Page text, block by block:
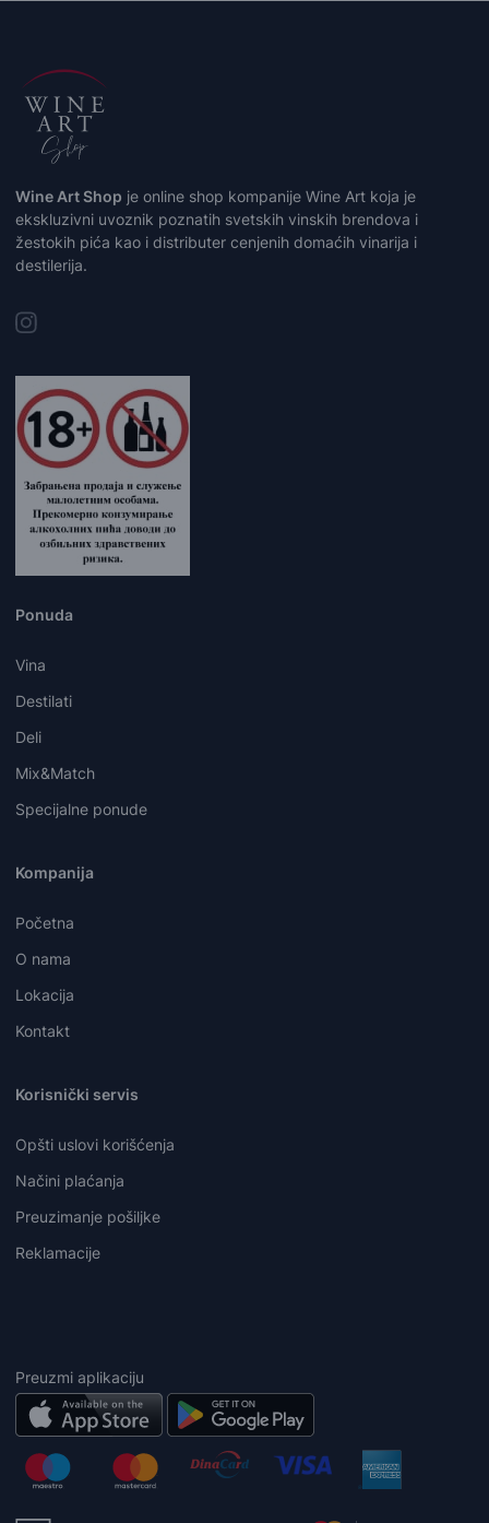
Wine Art Shop je online shop kompanije Wine Art koja je
ekskluzivni uvoznik poznatih svetskih vinskih brendova i
žestokih pića kao i distributer cenjenih domaćih vinarija i
destilerija.
Ponuda
Vina
Destilati
Deli
Mix&Match
Specijalne ponude
Kompanija
Početna
O nama
Lokacija
Kontakt
Korisnički servis
Opšti uslovi korišćenja
Načini plaćanja
Preuzimanje pošiljke
Reklamacije
Preuzmi aplikaciju